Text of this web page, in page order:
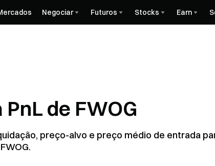
Negociar Futuros Stocks Earn
de FWOG
preço-alvo e preço médio de entrada